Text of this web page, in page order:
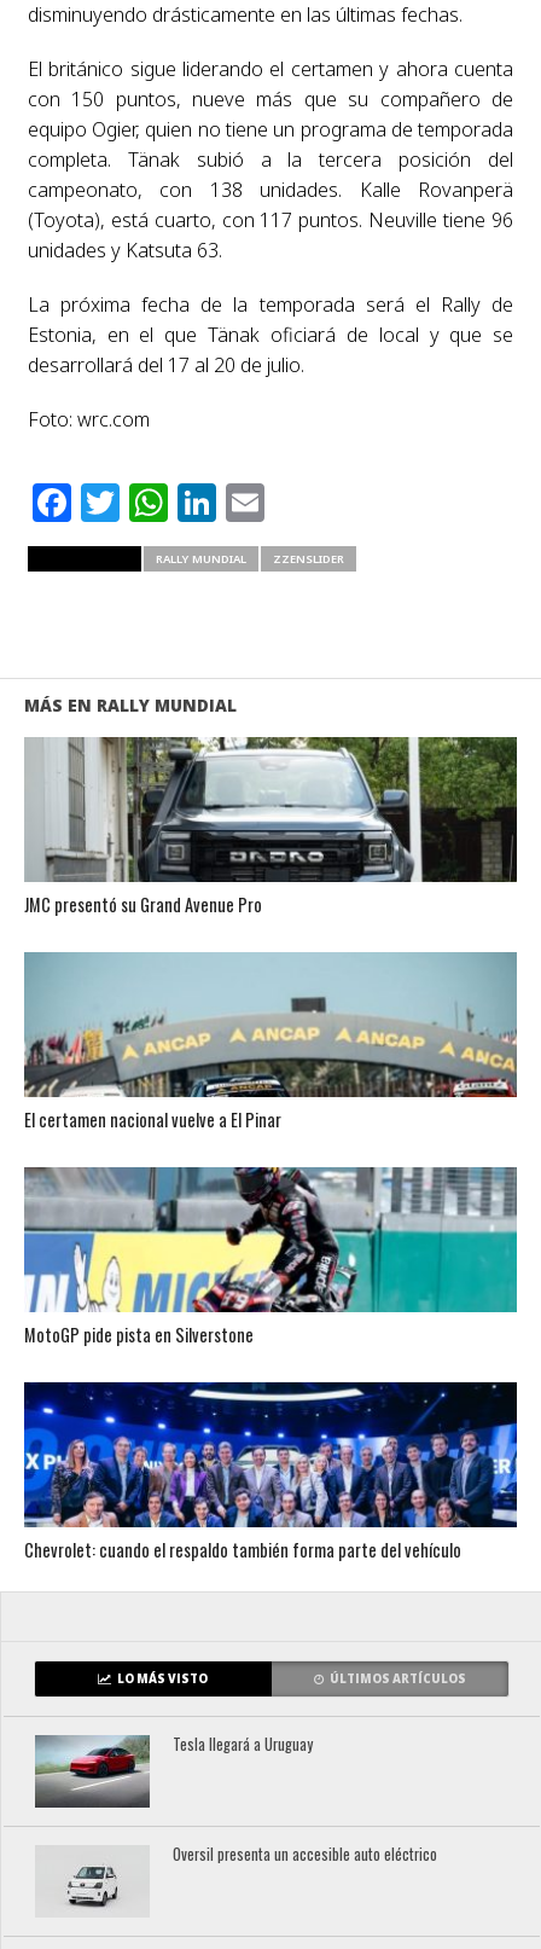
disminuyendo drásticamente en las últimas fechas.
El británico sigue liderando el certamen y ahora cuenta
con 150 puntos, nueve más que su compañero de
equipo Ogier, quien no tiene un programa de temporada
completa. Tänak subió a la tercera posición del
campeonato, con 138 unidades. Kalle Rovanperä
(Toyota), está cuarto, con 117 puntos. Neuville tiene 96
unidades y Katsuta 63.
La próxima fecha de la temporada será el Rally de
Estonia, en el que Tänak oficiará de local y que se
desarrollará del 17 al 20 de julio.
Foto: wrc.com
Facebook
Twitter
WhatsApp
LinkedIn
Email
RALLY MUNDIAL ZZENSLIDER
MÁS EN RALLY MUNDIAL
JMC presentó su Grand Avenue Pro
El certamen nacional vuelve a El Pinar
MotoGP pide pista en Silverstone
Chevrolet: cuando el respaldo también forma parte del vehículo
LO MÁS VISTO ÚLTIMOS ARTÍCULOS
Tesla llegará a Uruguay
Oversil presenta un accesible auto eléctrico